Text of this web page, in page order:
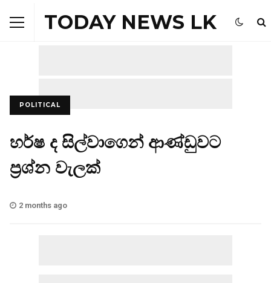
TODAY NEWS LK
POLITICAL
හර්ෂ ද සිල්වාගෙන් ආණ්ඩුවට
ප්‍රශ්න වැලක්
2 months ago